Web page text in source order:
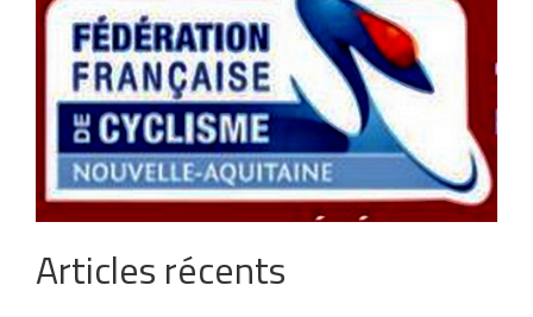
Articles récents